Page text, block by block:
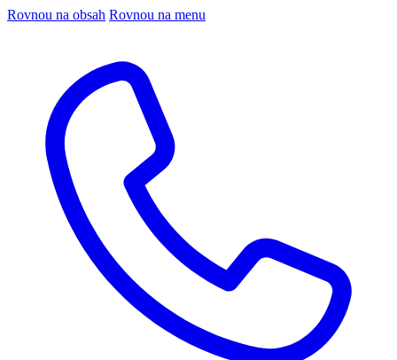
Rovnou na obsah Rovnou na menu